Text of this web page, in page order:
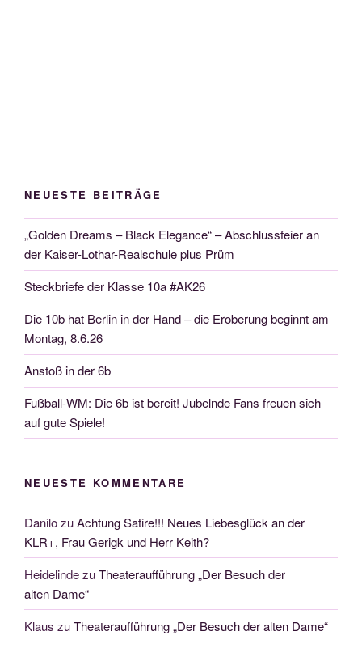
NEUESTE BEITRÄGE
„Golden Dreams – Black Elegance“ – Abschlussfeier an
der Kaiser-Lothar-Realschule plus Prüm
Steckbriefe der Klasse 10a #AK26
Die 10b hat Berlin in der Hand – die Eroberung beginnt am
Montag, 8.6.26
Anstoß in der 6b
Fußball-WM: Die 6b ist bereit! Jubelnde Fans freuen sich
auf gute Spiele!
NEUESTE KOMMENTARE
DanilozuAchtung Satire!!! Neues Liebesglück an der
KLR+, Frau Gerigk und Herr Keith?
HeidelindezuTheateraufführung „Der Besuch der
alten Dame“
Klaus zuTheateraufführung „Der Besuch der alten Dame“